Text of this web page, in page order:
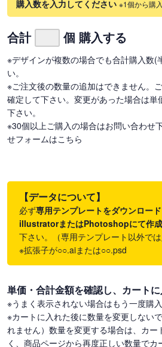
購入数を入力してください ※1個から購
合計 個 購入する
※デザインが複数の場合でも合計購入数(
い。
※ご注文後の数量の追加はできません。
確定して下さい。変更があった場合は
下さい。
※30個以上ご購入の場合はお問い合わせ下
せフォームはこちら
【データについて】
必ず専用テンプレートをダウンロード
illustratorまたはPhotoshopにて作
下さい。（専用テンプレート以外では
※拡張子が○○.aiまたは○○.psd
単価・合計金額を確認し、カートに
※うまく表示されない場合はもう一度購
※カートに入れた後に数量を変更しない
れません）数量を変更する場合は、カー
く、商品ページから再度正しい数量でカ